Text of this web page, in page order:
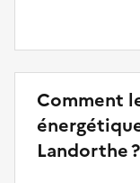
Comment
Landorthe ?